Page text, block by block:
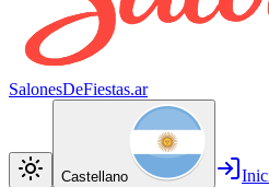
SalonesDeFiestas.ar
Castellano